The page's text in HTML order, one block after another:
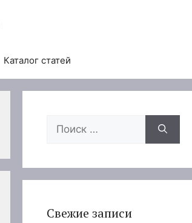
Каталог статей
Поиск:
Свежие записи